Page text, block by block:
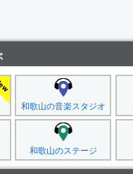
和歌山の音楽スタジオ
和歌山のステージ